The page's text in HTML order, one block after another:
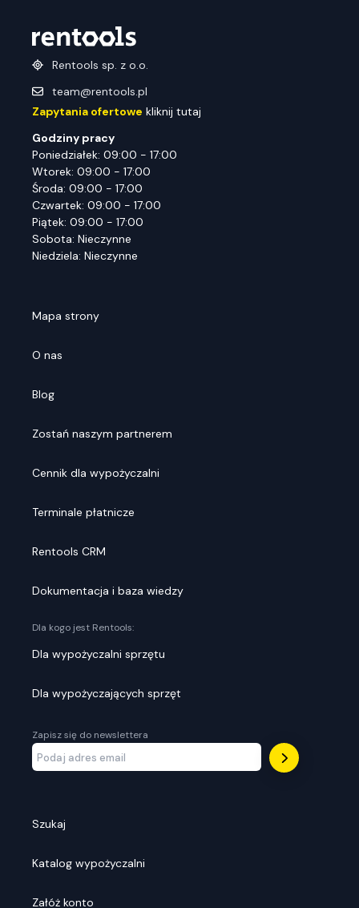
Rentools sp. z o.o.
team@rentools.pl
Zapytania ofertowe kliknij tutaj
Godziny pracy
Poniedziałek: 09:00 - 17:00
Wtorek: 09:00 - 17:00
Środa: 09:00 - 17:00
Czwartek: 09:00 - 17:00
Piątek: 09:00 - 17:00
Sobota: Nieczynne
Niedziela: Nieczynne
Mapa strony
O nas
Blog
Zostań naszym partnerem
Cennik dla wypożyczalni
Terminale płatnicze
Rentools CRM
Dokumentacja i baza wiedzy
Dla kogo jest Rentools:
Dla wypożyczalni sprzętu
Dla wypożyczających sprzęt
Zapisz się do newslettera
Szukaj
Katalog wypożyczalni
Załóż konto